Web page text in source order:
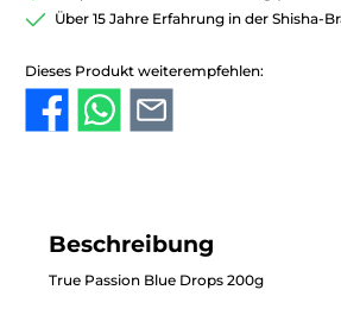
Über 15 Jahre Erfahrung in der Shisha-
Dieses Produkt weiterempfehlen:
Beschreibung
True Passion Blue Drops 200g